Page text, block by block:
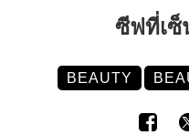
ซีฟที่เ
BEAUTY